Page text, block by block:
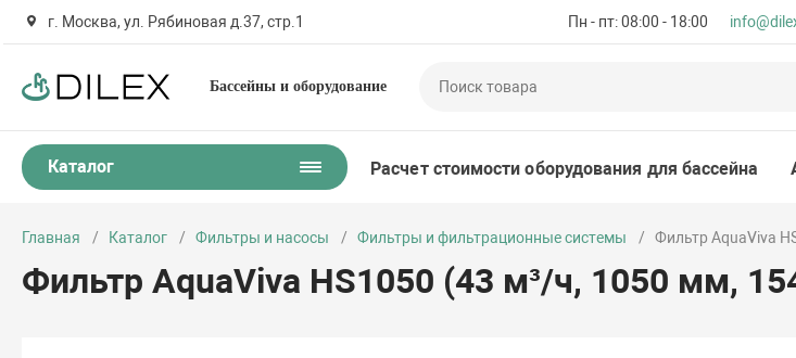
г. Москва, ул. Рябиновая д.37, стр.1 Пн - пт: 08:00 - 18:00
Бассейны и оборудование
Каталог Расчет стоимости оборудования для бассейна
Главная Каталог Фильтры и насосы Фильтры и фильтрационные системы Фильтр AquaViva
Фильтр AquaViva HS1050 (43 м³/ч, 1050 мм,